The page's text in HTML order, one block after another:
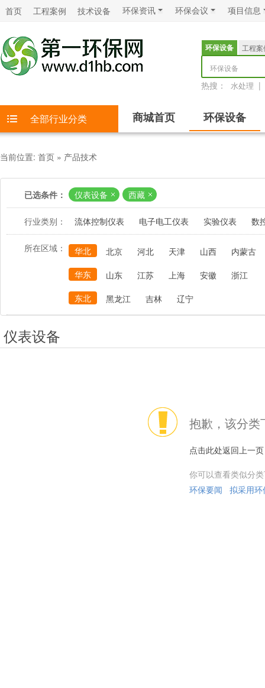
首页 工程案例 技术设备 环保资讯 环保会议 项目信息
环保设备
工程案
环保设备
热搜： 水处理 |
全部行业分类 商城首页 环保设备
当前位置: 首页 » 产品技术
已选条件： 仪表设备 西藏
行业类别： 流体控制仪表 电子电工仪表 实验仪表 数
所在区域： 华北 北京 河北 天津 山西
内蒙古
华东
山东 江苏 上海 安徽
浙江
东北
黑龙江 吉林 辽宁
仪表设备
抱歉，该分类
点击此处返回上一页
你可以查看类似分
环保要闻
拟采用